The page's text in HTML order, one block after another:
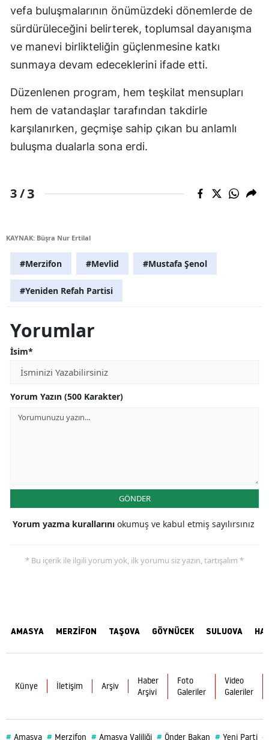
vefa buluşmalarının önümüzdeki dönemlerde de
sürdürüleceğini belirterek, toplumsal dayanışma
ve manevi birlikteliğin güçlenmesine katkı
sunmaya devam edeceklerini ifade etti.
Düzenlenen program, hem teşkilat mensupları
hem de vatandaşlar tarafından takdirle
karşılanırken, geçmişe sahip çıkan bu anlamlı
buluşma dualarla sona erdi.
3 /3
KAYNAK: Büşra Nur Ertilal
#Merzifon #Mevlid #Mustafa Şenol
#Yeniden Refah Partisi
Yorumlar
İsim*
Yorum Yazın (500 Karakter)
GÖNDER
Yorum yazma kurallarını okumuş ve kabul etmiş sayılırsınız
* Bu içerik ile ilgili yorum yok, ilk yorumu siz yazın, tartışalım *
AMASYA MERZİFON TAŞOVA GÖYNÜCEK SULUOVA
Künye İletişim Arşiv
Haber
Arşivi
Foto
Galeriler
Video
Galeriler
# Amasya # Merzifon # Amasya Valiliği # Önder Bakan # Yeni Parti #